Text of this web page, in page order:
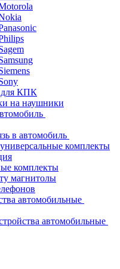
для КПК
на наушники
в автомобиль
комплекты
комплекты
магнитолы
автомобильные
автомобильные